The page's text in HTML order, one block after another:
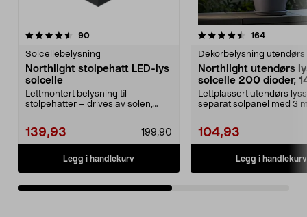
90anmeldelser
Solcellebelysning
Northlight stolpehatt LED-lys
solcelle
Lettmontert belysning til
stolpehatter – drives av solen,
199,90
139,93
Legg i handlekurv
4.5av 5 stjerner 164
Dekorbelysning utendørs
Northlight utendørs
solcelle 200 dioder,
Lettplassert utendørs
separat solpanel med 3
104,93
Legg i handlekurv
3.5av 5 stjerner